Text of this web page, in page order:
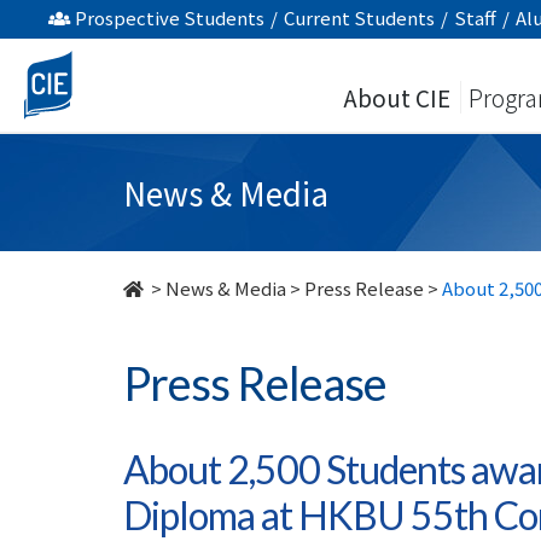
About
2,500
Students
awarded
Degree
Prospective Students / Current Students / Staff /
About CIE
News & Media
> News & Media > Press Release >About
Press Release
About 2,500 Students
Diploma at HKBU 55th